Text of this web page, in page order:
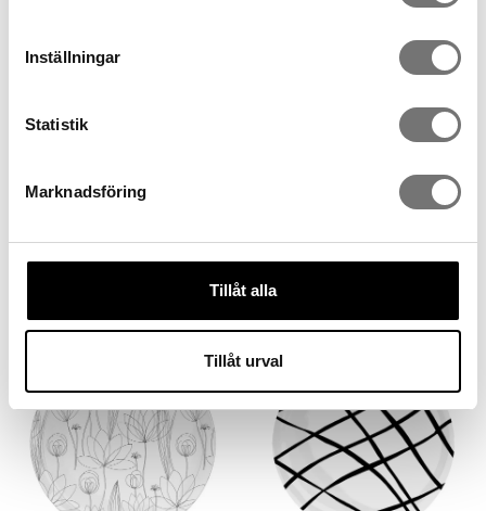
Inställningar
Statistik
Marknadsföring
Tillåt alla
Tillåt urval
Bricka cross thin red
mönster Line grey
599 kr